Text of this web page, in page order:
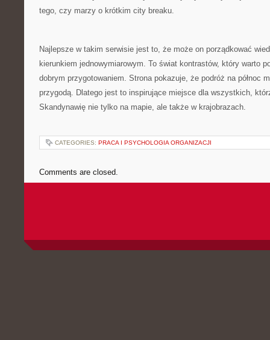
tego, czy marzy o krótkim city breaku.
Najlepsze w takim serwisie jest to, że może on porządkować
kierunkiem jednowymiarowym. To świat kontrastów, który warto
dobrym przygotowaniem. Strona pokazuje, że podróż na północ
przygodą. Dlatego jest to inspirujące miejsce dla wszystkich,
Skandynawię nie tylko na mapie, ale także w krajobrazach.
CATEGORIES: PRACA I PSYCHOLOGIA ORGANIZACJI
Comments are closed.